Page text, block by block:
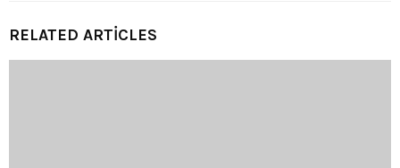
RELATED ARTICLES